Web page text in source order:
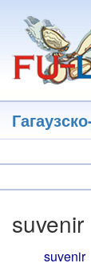
основному
содержанию
suvenir
suvenir